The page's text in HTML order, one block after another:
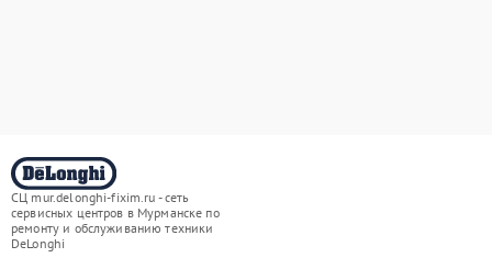
СЦ mur.delonghi-fixim.ru - сеть
сервисных центров в Мурманске по
ремонту и обслуживанию техники
DeLonghi